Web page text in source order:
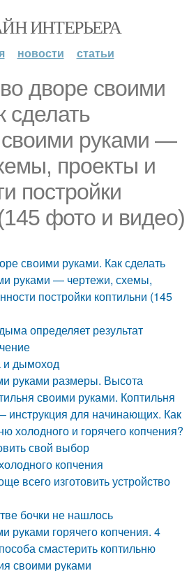
ИНТЕРЬЕРА
новости статьи
дворе своими
сделать
руками —
проекты и
постройки
фото и видео)
своими руками. Как сделать
руками — чертежи, схемы,
постройки коптильни (145
определяет результат
и дымоход
руками размеры. Высота
своими руками. Коптильня
инструкция для начинающих. Как
холодного и горячего копчения?
свой выбор
копчения
всего изготовить устройство
бочки не нашлось
руками горячего копчения. 4
смастерить коптильню
своими руками